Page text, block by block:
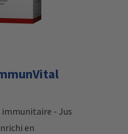
immunitaire - Jus
en